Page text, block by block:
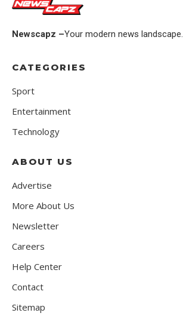
Newscapz –Your modern news landscape.
CATEGORIES
Sport
Entertainment
Technology
ABOUT US
Advertise
More About Us
Newsletter
Careers
Help Center
Contact
Sitemap